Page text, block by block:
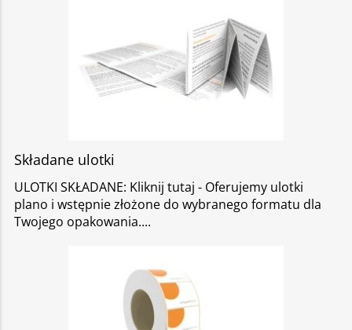
Składane ulotki
ULOTKI SKŁADANE: Kliknij tutaj - Oferujemy ulotki
plano i wstępnie złożone do wybranego formatu dla
Twojego opakowania.